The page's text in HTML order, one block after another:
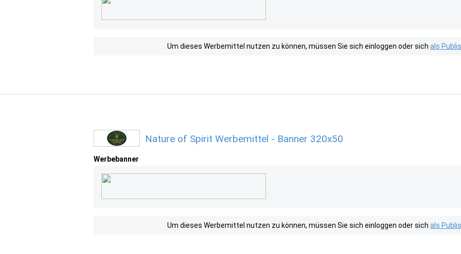
Um dieses Werbemittel nutzen zu können, müssen Sie sich einloggen oder sich als
Nature of Spirit Werbemittel - Banner 320x50
Werbebanner
Um dieses Werbemittel nutzen zu können, müssen Sie sich einloggen oder sich als